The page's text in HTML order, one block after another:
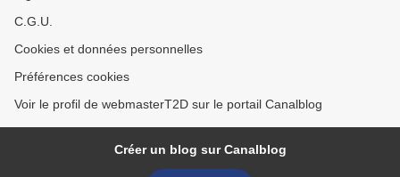
C.G.U.
Cookies et données personnelles
Préférences cookies
Voir le profil de webmasterT2D sur le portail Canalblog
Créer un blog sur Canalblog